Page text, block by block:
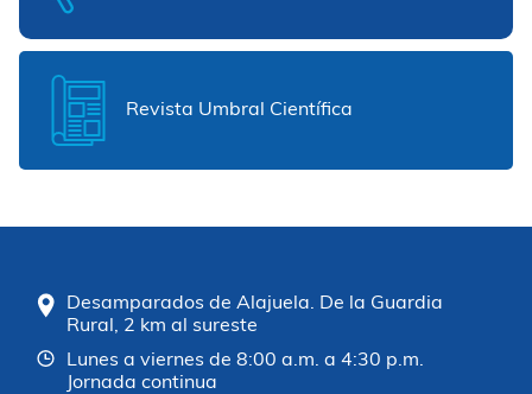
Revista Umbral Científica
Desamparados de Alajuela. De la Guardia
Rural, 2 km al sureste
Lunes a viernes de 8:00 a.m. a 4:30 p.m.
Jornada continua